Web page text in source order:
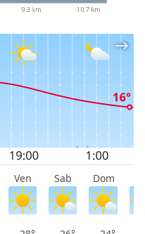
Ven Sab Dom